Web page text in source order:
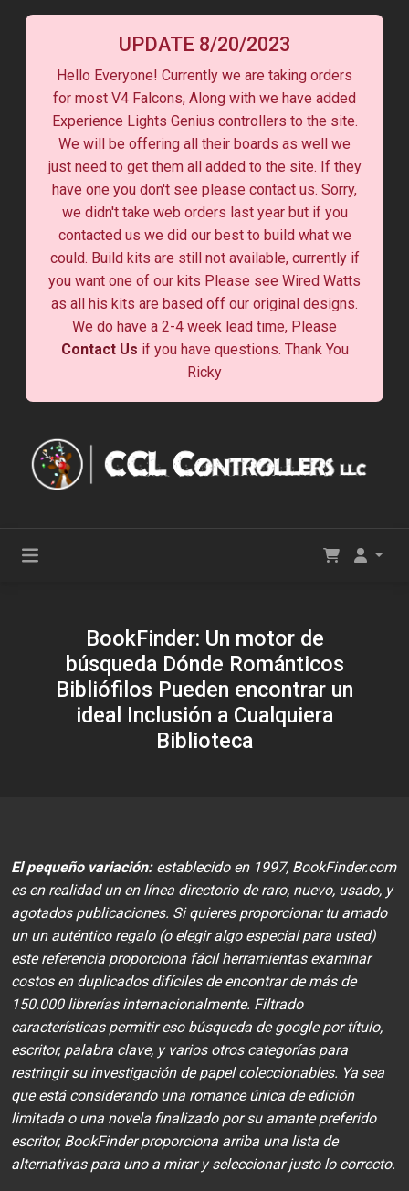
UPDATE 8/20/2023
Hello Everyone! Currently we are taking orders
for most V4 Falcons, Along with we have added
Experience Lights Genius controllers to the site.
We will be offering all their boards as well we
just need to get them all added to the site. If they
have one you don't see please contact us. Sorry,
we didn't take web orders last year but if you
contacted us we did our best to build what we
could. Build kits are still not available, currently if
you want one of our kits Please see Wired Watts
as all his kits are based off our original designs.
We do have a 2-4 week lead time, Please
Contact Us if you have questions. Thank You
Ricky
BookFinder: Un motor de
búsqueda Dónde Románticos
Bibliófilos Pueden encontrar un
ideal Inclusión a Cualquiera
Biblioteca
El pequeño variación: establecido en 1997, BookFinder.com
es en realidad un en línea directorio de raro, nuevo, usado, y
agotados publicaciones. Si quieres proporcionar tu amado
un un auténtico regalo (o elegir algo especial para usted)
este referencia proporciona fácil herramientas examinar
costos en duplicados difíciles de encontrar de más de
150.000 librerías internacionalmente. Filtrado
características permitir eso búsqueda de google por título,
escritor, palabra clave, y varios otros categorías para
restringir ​​su investigación de papel coleccionables. Ya sea
que está considerando una romance única de edición
limitada o una novela finalizado por su amante preferido
escritor, BookFinder proporciona arriba una lista de
alternativas para uno a mirar y seleccionar justo lo correcto.